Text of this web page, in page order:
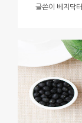
글쓴이 베지닥터